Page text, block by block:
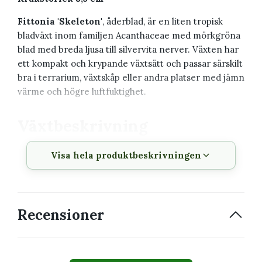
Fittonia 'Skeleton', åderblad, är en liten tropisk
bladväxt inom familjen Acanthaceae med mörkgröna
blad med breda ljusa till silvervita nerver. Växten har
ett kompakt och krypande växtsätt och passar särskilt
bra i terrarium, växtskåp eller andra platser med jämn
värme och högre luftfuktighet.
Vetenskapligt
namn
Fittonia 'Skeleton'
Familj
Visa hela produktbeskrivningen
Recensioner